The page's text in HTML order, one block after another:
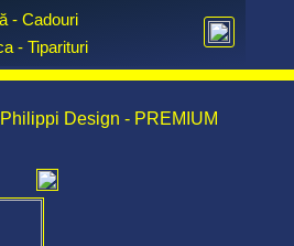
- Cadouri
- Tiparituri
Philippi Design - PREMIUM